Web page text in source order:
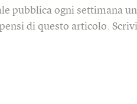
pubblica ogni settimana
di questo articolo.